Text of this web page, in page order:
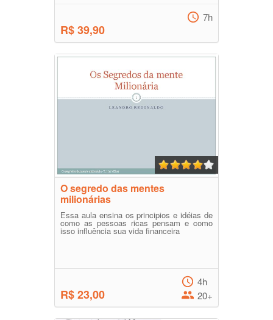
R$ 39,90
7h
O segredo das mentes
milionárias
Essa aula ensina os principios e idéias de
como as pessoas ricas pensam e como
isso influência sua vida financeira
R$ 23,00
4h
20+